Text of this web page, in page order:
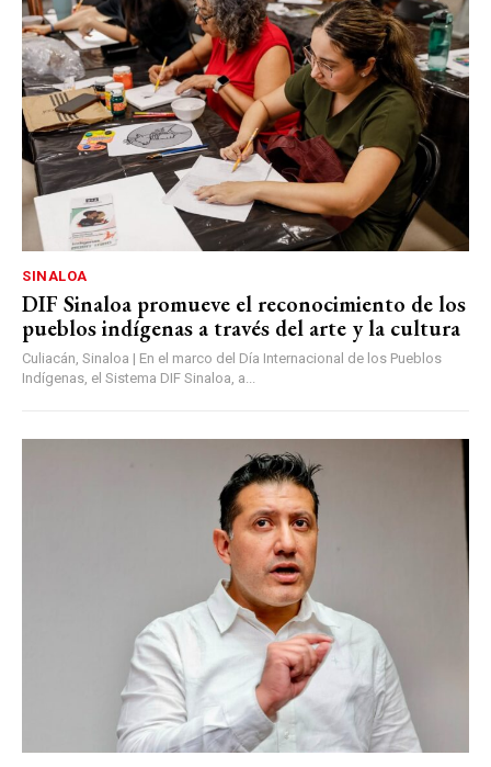
SINALOA
DIF Sinaloa promueve el reconocimiento de los
pueblos indígenas a través del arte y la cultura
Culiacán, Sinaloa | En el marco del Día Internacional de los Pueblos
Indígenas, el Sistema DIF Sinaloa, a...